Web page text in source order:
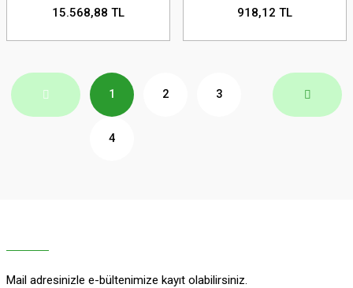
15.568,88 TL 918,12 TL
1 2 3
4
Mail adresinizle e-bültenimize kayıt olabilirsiniz.